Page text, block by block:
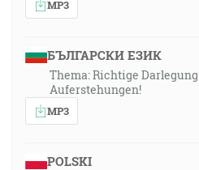
MP3
БЪЛГАРСКИ ЕЗИК
Thema: Richtige
Auferstehungen!
MP3
POLSKI